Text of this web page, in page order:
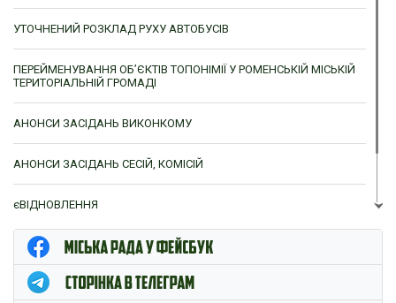
УТОЧНЕНИЙ РОЗКЛАД РУХУ АВТОБУСІВ
ПЕРЕЙМЕНУВАННЯ ОБ’ЄКТІВ ТОПОНІМІЇ У РОМЕНСЬКІЙ МІСЬКІЙ
ТЕРИТОРІАЛЬНІЙ ГРОМАДІ
АНОНСИ ЗАСІДАНЬ ВИКОНКОМУ
АНОНСИ ЗАСІДАНЬ СЕСІЙ, КОМІСІЙ
єВІДНОВЛЕННЯ
ЦНАП м. Ромни